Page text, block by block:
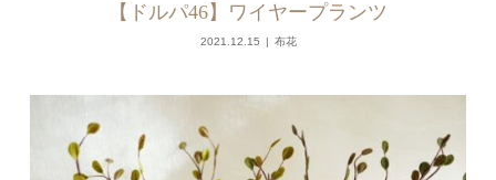
【ドルパ46】ワイヤープランツ
2021.12.15 布花